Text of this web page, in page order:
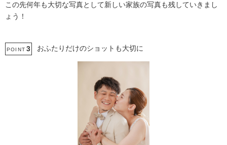
この先何年も大切な写真として新しい家族の写真も残していきまし
ょう！
POINT 3 おふたりだけのショットも大切に